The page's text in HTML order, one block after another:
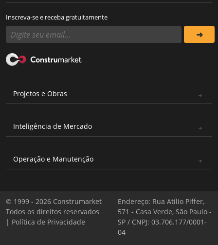
Inscreva-se e receba gratuitamente
Projetos e Obras
Inteligência de Mercado
Operação e Manutenção
© 1999 - 2026 Construmarket
Todos os direitos reservados
| Política de Privacidade
Endereço: Rua Atílio Piffer,
571 - Casa Verde, São Paulo -
SP / CNPJ: 03.706.177/0001-
04